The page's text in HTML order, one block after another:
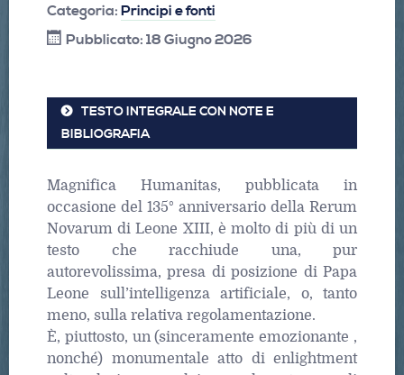
Categoria: Principi e fonti
Pubblicato: 18 Giugno 2026
TESTO INTEGRALE CON NOTE E
BIBLIOGRAFIA
Magnifica Humanitas, pubblicata in
occasione del 135° anniversario della Rerum
Novarum di Leone XIII, è molto di più di un
testo che racchiude una, pur
autorevolissima, presa di posizione di Papa
Leone sull’intelligenza artificiale, o, tanto
meno, sulla relativa regolamentazione.
È, piuttosto, un (sinceramente emozionante ,
nonché) monumentale atto di enlightment